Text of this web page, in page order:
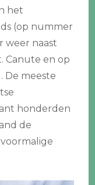
het
(op nummer
weer naast
Canute en op
De meeste
honderden
de